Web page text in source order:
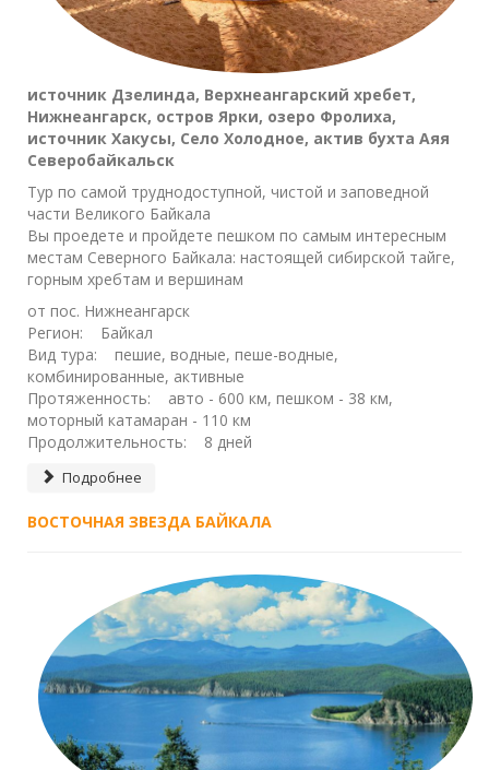
источник Дзелинда, Верхнеангарский хребет,
Нижнеангарск, остров Ярки, озеро Фролиха,
источник Хакусы, Село Холодное, актив бухта Аяя
Северобайкальск
Тур по самой труднодоступной, чистой и заповедной
части Великого Байкала
Вы проедете и пройдете пешком по самым интересным
местам Северного Байкала: настоящей сибирской тайге,
горным хребтам и вершинам
от пос. Нижнеангарск
Регион: Байкал
Вид тура: пешие, водные, пеше-водные,
комбинированные, активные
Протяженность: авто - 600 км, пешком - 38 км,
моторный катамаран - 110 км
Продолжительность: 8 дней
Подробнее
ВОСТОЧНАЯ ЗВЕЗДА БАЙКАЛА